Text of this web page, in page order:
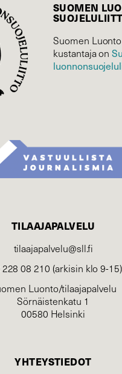
SUOMEN
Suomen
kustantaja on
TILAAJAPALVELU
tilaajapalvelu@sll.fi
228 08 210 (arkisin klo 9-15)
Luonto/tilaajapalvelu
Sörnäistenkatu 1
00580 Helsinki
YHTEYSTIEDOT